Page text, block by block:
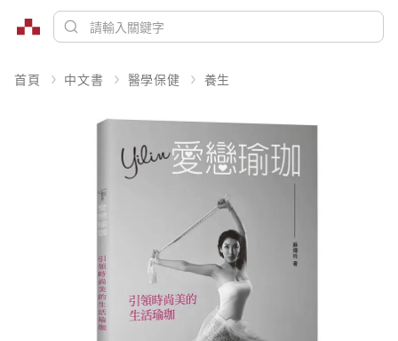
首頁 中文書 醫學保健 養生